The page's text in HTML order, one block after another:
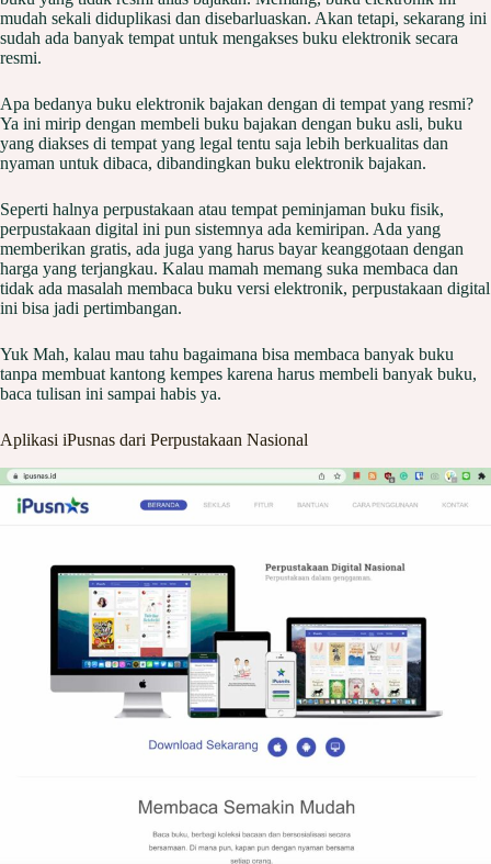
mudah sekali diduplikasi dan disebarluaskan. Akan tetapi, sekarang ini
sudah ada banyak tempat untuk mengakses buku elektronik secara
resmi.
Apa bedanya buku elektronik bajakan dengan di tempat yang resmi?
Ya ini mirip dengan membeli buku bajakan dengan buku asli, buku
yang diakses di tempat yang legal tentu saja lebih berkualitas dan
nyaman untuk dibaca, dibandingkan buku elektronik bajakan.
Seperti halnya perpustakaan atau tempat peminjaman buku fisik,
perpustakaan digital ini pun sistemnya ada kemiripan. Ada yang
memberikan gratis, ada juga yang harus bayar keanggotaan dengan
harga yang terjangkau. Kalau mamah memang suka membaca dan
tidak ada masalah membaca buku versi elektronik, perpustakaan digital
ini bisa jadi pertimbangan.
Yuk Mah, kalau mau tahu bagaimana bisa membaca banyak buku
tanpa membuat kantong kempes karena harus membeli banyak buku,
baca tulisan ini sampai habis ya.
Aplikasi iPusnas dari Perpustakaan Nasional